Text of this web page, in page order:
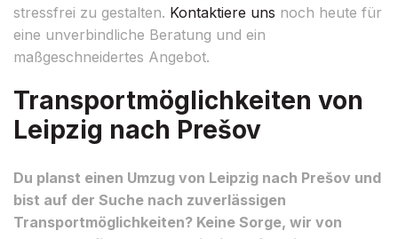
stressfrei zu gestalten. Kontaktiere uns noch heute für
eine unverbindliche Beratung und ein
maßgeschneidertes Angebot.
Transportmöglichkeiten von
Leipzig nach Prešov
Du planst einen Umzug von Leipzig nach Prešov und
bist auf der Suche nach zuverlässigen
Transportmöglichkeiten? Keine Sorge, wir von